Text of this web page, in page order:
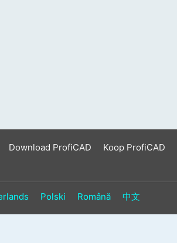
Download ProfiCAD Koop ProfiCAD
Polski Română 中文